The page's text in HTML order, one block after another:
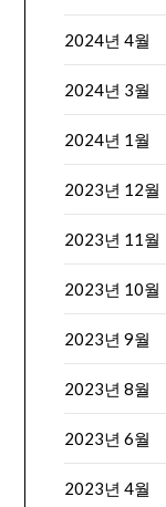
2024년 4월
2024년 3월
2024년 1월
2023년 12월
2023년 11월
2023년 10월
2023년 9월
2023년 8월
2023년 6월
2023년 4월